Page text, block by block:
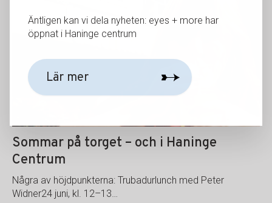
Äntligen kan vi dela nyheten: eyes + more har
öppnat i Haninge centrum
Lär mer
Sommar på torget – och i Haninge
Centrum
Några av höjdpunkterna: Trubadurlunch med Peter
Widner24 juni, kl. 12–13…